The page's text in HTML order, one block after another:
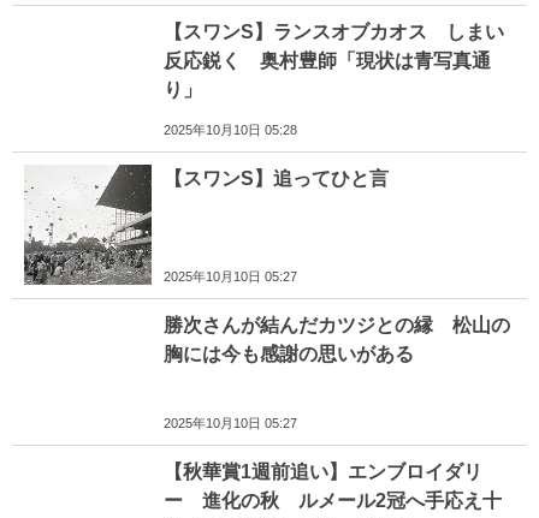
【スワンS】ランスオブカオス しまい
反応鋭く 奥村豊師「現状は青写真通
り」
2025年10月10日 05:28
【スワンS】追ってひと言
2025年10月10日 05:27
勝次さんが結んだカツジとの縁 松山の
胸には今も感謝の思いがある
2025年10月10日 05:27
【秋華賞1週前追い】エンブロイダリ
ー 進化の秋 ルメール2冠へ手応え十